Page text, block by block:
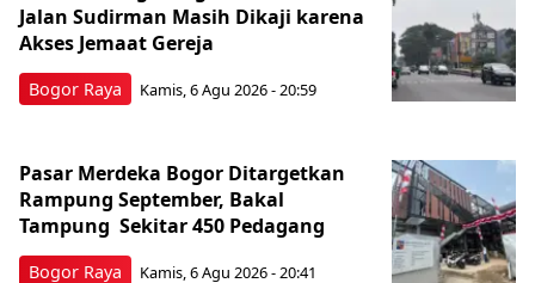
Bogor Raya
Jalan Sudirman Masih Dikaji karena
Akses Jemaat Gereja
Kamis, 6 Agu 2026 - 20:59
Bogor Raya
Pasar Merdeka Bogor Ditargetkan
Rampung September, Bakal
Tampung Sekitar 450 Pedagang
Kamis, 6 Agu 2026 - 20:41